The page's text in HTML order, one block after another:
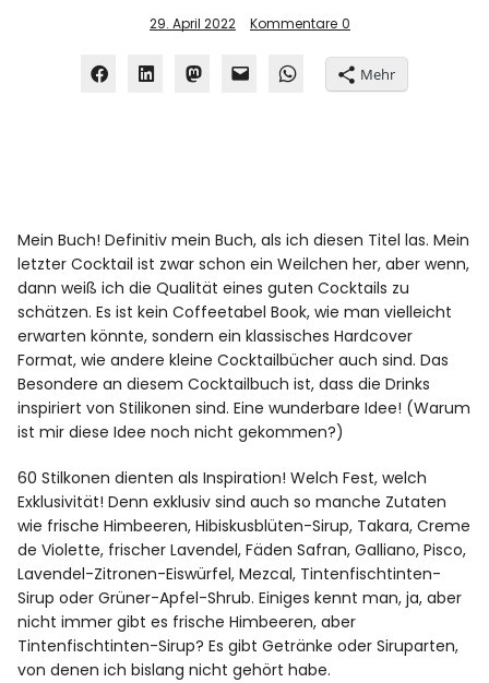
Bloggerreisen
Über mich
29. April 2022 Kommentare 0
Mehr
Mein Buch! Definitiv mein Buch, als ich diesen Titel las. Mein
letzter Cocktail ist zwar schon ein Weilchen her, aber wenn,
dann weiß ich die Qualität eines guten Cocktails zu
schätzen. Es ist kein Coffeetabel Book, wie man vielleicht
erwarten könnte, sondern ein klassisches Hardcover
Format, wie andere kleine Cocktailbücher auch sind. Das
Besondere an diesem Cocktailbuch ist, dass die Drinks
inspiriert von Stilikonen sind. Eine wunderbare Idee! (Warum
ist mir diese Idee noch nicht gekommen?)
60 Stilkonen dienten als Inspiration! Welch Fest, welch
Exklusivität! Denn exklusiv sind auch so manche Zutaten
wie frische Himbeeren, Hibiskusblüten-Sirup, Takara, Creme
de Violette, frischer Lavendel, Fäden Safran, Galliano, Pisco,
Lavendel-Zitronen-Eiswürfel, Mezcal, Tintenfischtinten-
Sirup oder Grüner-Apfel-Shrub. Einiges kennt man, ja, aber
nicht immer gibt es frische Himbeeren, aber
Tintenfischtinten-Sirup? Es gibt Getränke oder Siruparten,
von denen ich bislang nicht gehört habe.